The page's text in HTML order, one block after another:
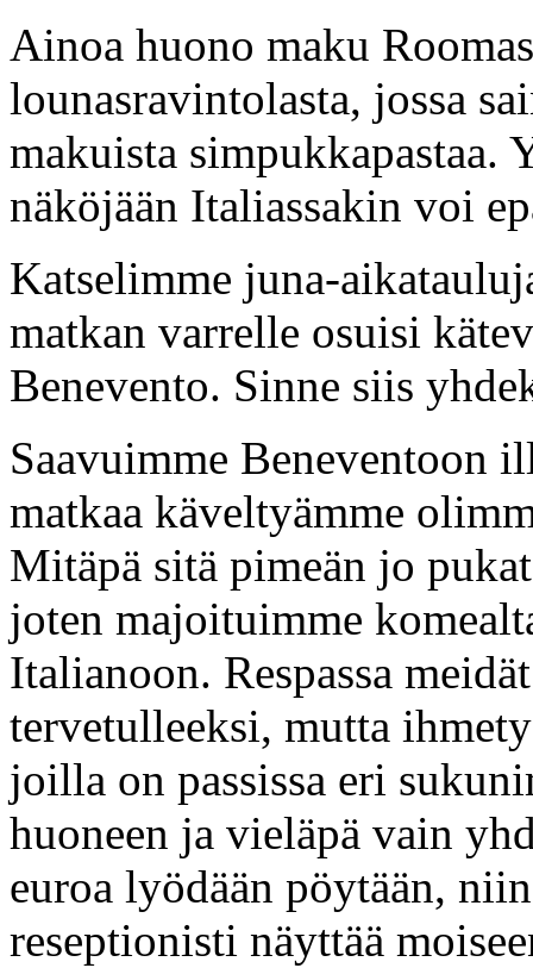
Ainoa huono maku
lounasravintolasta, jossa
makuista
näköjään Italiassakin voi
Katselimme juna-
matkan varrelle osuisi
Benevento. Sinne siis
Saavuimme Beneventoon
matkaa käveltyämme
Mitäpä sitä pimeän jo
joten majoituimme
Italianoon. Respassa
tervetulleeksi, mutta
joilla on passissa eri
huoneen ja vieläpä vain
euroa lyödään pöytään,
reseptionisti näyttää